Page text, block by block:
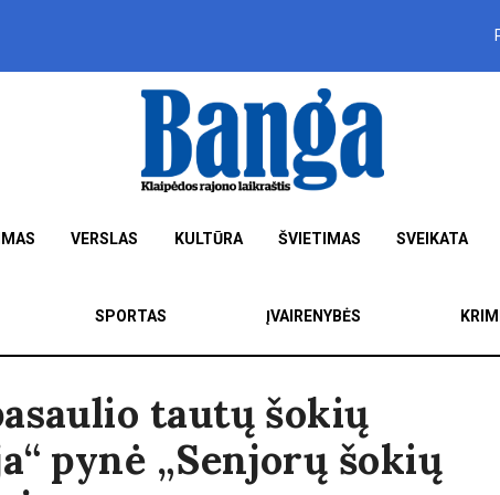
VERSLAS KULTŪRA ŠVIETIMAS SVEIKATA
SPORTAS ĮVAIRENYBĖS
tautų šokių
pynė „Senjorų šokių